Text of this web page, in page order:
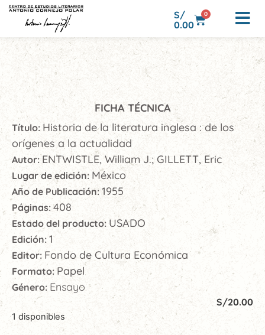
S/
0.00
0
FICHA TÉCNICA
Título: Historia de la literatura inglesa : de los
orígenes a la actualidad
Autor: ENTWISTLE, William J.; GILLETT, Eric
Lugar de edición: México
Año de Publicación:1955
Páginas: 408
Estado del producto: USADO
Edición: 1
Editor: Fondo de Cultura Económica
Formato: Papel
Género: Ensayo
S/20.00
1 disponibles